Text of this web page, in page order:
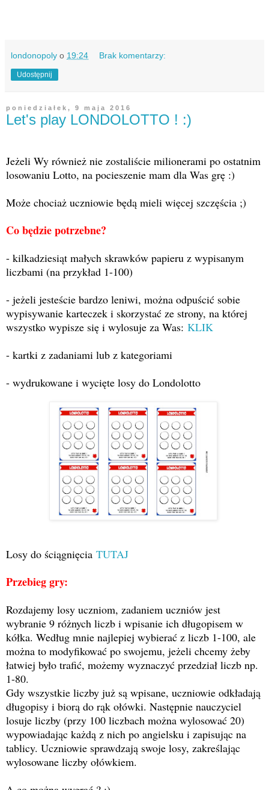
londonopoly o 19:24 Brak komentarzy:
Udostępnij
poniedziałek, 9 maja 2016
Let's play LONDOLOTTO ! :)
Jeżeli Wy również nie zostaliście milionerami po ostatnim
losowaniu Lotto, na pocieszenie mam dla Was grę :)
Może chociaż uczniowie będą mieli więcej szczęścia ;)
Co będzie potrzebne?
- kilkadziesiąt małych skrawków papieru z wypisanym
liczbami (na przykład 1-100)
- jeżeli jesteście bardzo leniwi, można odpuścić sobie
wypisywanie karteczek i skorzystać ze strony, na której
wszystko wypisze się i wylosuje za Was: KLIK
- kartki z zadaniami lub z kategoriami
- wydrukowane i wycięte losy do Londolotto
Losy do ściągnięcia TUTAJ
Przebieg gry:
Rozdajemy losy uczniom, zadaniem uczniów jest
wybranie 9 różnych liczb i wpisanie ich długopisem w
kółka. Według mnie najlepiej wybierać z liczb 1-100, ale
można to modyfikować po swojemu, jeżeli chcemy żeby
łatwiej było trafić, możemy wyznaczyć przedział liczb np.
1-80.
Gdy wszystkie liczby już są wpisane, uczniowie odkładają
długopisy i biorą do rąk ołówki. Następnie nauczyciel
losuje liczby (przy 100 liczbach można wylosować 20)
wypowiadając każdą z nich po angielsku i zapisując na
tablicy. Uczniowie sprawdzają swoje losy, zakreślając
wylosowane liczby ołówkiem.